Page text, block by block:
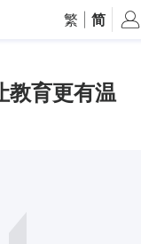
繁 简
教育更有温